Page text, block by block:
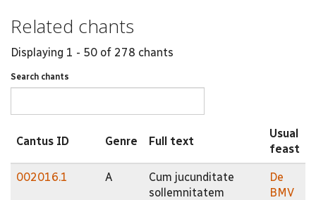
Related chants
Displaying 1 - 50 of 278 chants
Search chants
Cantus ID Genre Full text
Usual
feast
002016.1 A
Cum jucunditate
sollemnitatem
De
BMV